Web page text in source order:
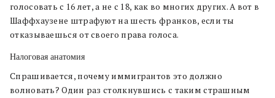
голосовать с 16 лет, а не с 18, как во многих других. А вот в
Шаффхаузене штрафуют на шесть франков, если ты
отказываешься от своего права голоса.
Налоговая анатомия
Спрашивается, почему иммигрантов это должно
волновать? Один раз столкнувшись с таким страшным